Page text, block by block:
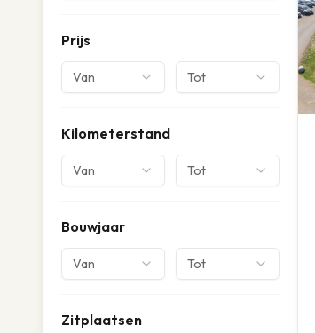
Prijs
Van Tot
Kilometerstand
Van Tot
Bouwjaar
Van Tot
Zitplaatsen